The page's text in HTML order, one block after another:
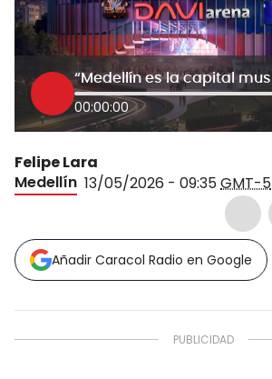
00:00:00
Felipe Lara
Medellín 13/05/2026 - 09:35GMT-5
Añadir Caracol Radio en Google